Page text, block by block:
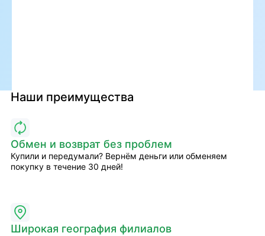
Наши преимущества
Обмен и возврат без проблем
Купили и передумали? Вернём деньги или обменяем
покупку в течение 30 дней!
Широкая география филиалов